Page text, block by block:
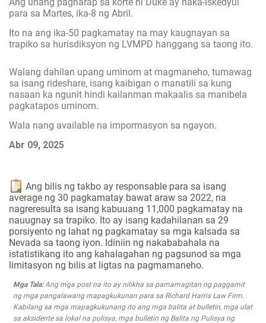
para sa Martes, ika-8 ng Abril.
Ito na ang ika-50 pagkamatay na may kaugnayan sa
trapiko sa hurisdiksyon ng LVMPD hanggang sa taong ito.
Walang dahilan upang uminom at magmaneho, tumawag
sa isang rideshare, isang kaibigan o manatili sa kung
nasaan ka ngunit hindi kailanman makaalis sa manibela
pagkatapos uminom.
Wala nang available na impormasyon sa ngayon.
Abr 09, 2025
Ang bilis ng takbo ay responsable para sa isang
average ng 30 pagkamatay bawat araw sa 2022, na
nagreresulta sa isang kabuuang 11,000 pagkamatay na
nauugnay sa trapiko. Ito ay isang kadahilanan sa 29
porsiyento ng lahat ng pagkamatay sa mga kalsada sa
Nevada sa taong iyon. Idiniin ng nakababahala na
istatistikang ito ang kahalagahan ng pagsunod sa mga
limitasyon ng bilis at ligtas na pagmamaneho.
Mga Tala:Ang mga post na ito ay nilikha sa pamamagitan ng paggamit
ng mga pangalawang mapagkukunan para sa Richard Harris Law Firm.
Kabilang sa mga mapagkukunang ito ang mga balita at bulletin, mga ulat
sa aksidente sa lokal na pulisya, mga bulletin ng Balita ng Pulisya ng